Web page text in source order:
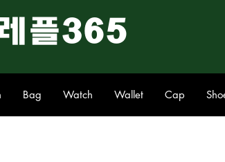
플365
Bag Watch Wallet Cap